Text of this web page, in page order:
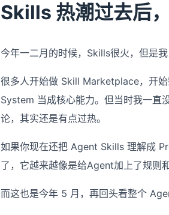
Skills 热潮过去后
今年一二月的时候，Skills很火，但是
很多人开始做 Skill Marketplace，开
System 当成核心能力。但当时我一直
论，其实还是有点过热。
如果你现在还把 Agent Skills 理解成
了，它越来越像是给Agent加上了规则
而这也是今年 5 月，再回头看整个